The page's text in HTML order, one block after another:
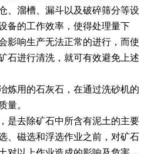
、溜槽、漏斗以及破碎筛分等设
备的工作效率，使得处理量下
影响生产无法正常的进行，而使
石进行清洗，就可有效避免上述
炼用的石灰石，在通过洗砂机的
量。
是去除矿石中所含有泥土的主要
、磁选和浮选作业之前，对矿石